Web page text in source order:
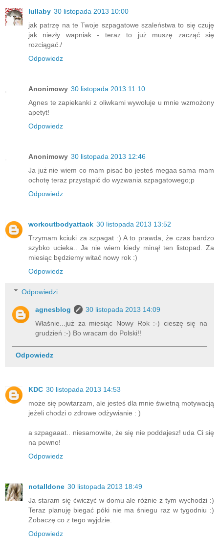
lullaby 30 listopada 2013 10:00
jak patrzę na te Twoje szpagatowe szaleństwa to się czuję
jak niezły wapniak - teraz to już muszę zacząć się
rozciągać./
Odpowiedz
Anonimowy 30 listopada 2013 11:10
Agnes te zapiekanki z oliwkami wywołuje u mnie wzmożony
apetyt!
Odpowiedz
Anonimowy 30 listopada 2013 12:46
Ja już nie wiem co mam pisać bo jesteś megaa sama mam
ochotę teraz przystąpić do wyzwania szpagatowego;p
Odpowiedz
workoutbodyattack 30 listopada 2013 13:52
Trzymam kciuki za szpagat :) A to prawda, że czas bardzo
szybko ucieka.. Ja nie wiem kiedy minął ten listopad. Za
miesiąc będziemy witać nowy rok :)
Odpowiedz
Odpowiedzi
agnesblog
30 listopada 2013 14:09
Właśnie...już za miesiąc Nowy Rok :-) cieszę się na
grudzień :-) Bo wracam do Polski!!
Odpowiedz
KDC 30 listopada 2013 14:53
może się powtarzam, ale jesteś dla mnie świetną motywacją
jeżeli chodzi o zdrowe odżywianie : )
a szpagaaat.. niesamowite, że się nie poddajesz! uda Ci się
na pewno!
Odpowiedz
notalldone 30 listopada 2013 18:49
Ja staram się ćwiczyć w domu ale różnie z tym wychodzi :)
Teraz planuję biegać póki nie ma śniegu raz w tygodniu :)
Zobaczę co z tego wyjdzie.
Odpowiedz